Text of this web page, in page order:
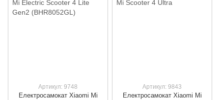
Артикул: 9748
Електросамокат Xiaomi Mi
Артикул: 9843
Електросамокат Xiaomi Mi